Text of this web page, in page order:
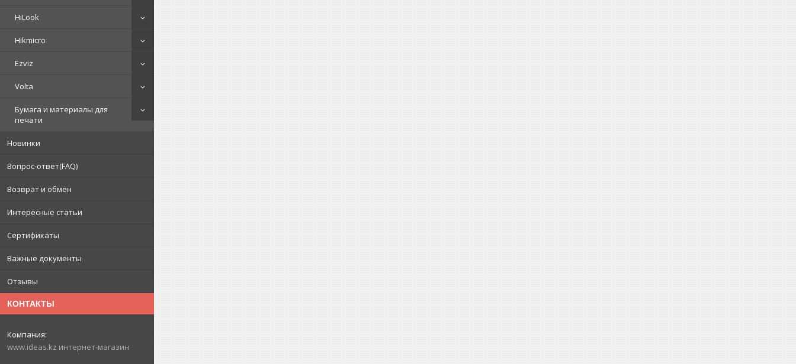
HiLook
Hikmicro
Ezviz
Volta
Бумага и материалы для
печати
Новинки
Вопрос-ответ(FAQ)
Возврат и обмен
Интересные статьи
Сертификаты
Важные документы
Отзывы
КОНТАКТЫ
www.ideas.kz интернет-магазин